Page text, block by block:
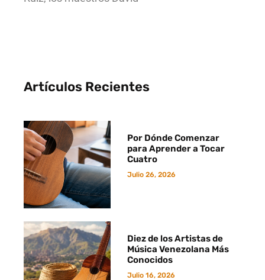
Artículos Recientes
Por Dónde Comenzar
para Aprender a Tocar
Cuatro
Julio 26, 2026
Diez de los Artistas de
Música Venezolana Más
Conocidos
Julio 16, 2026